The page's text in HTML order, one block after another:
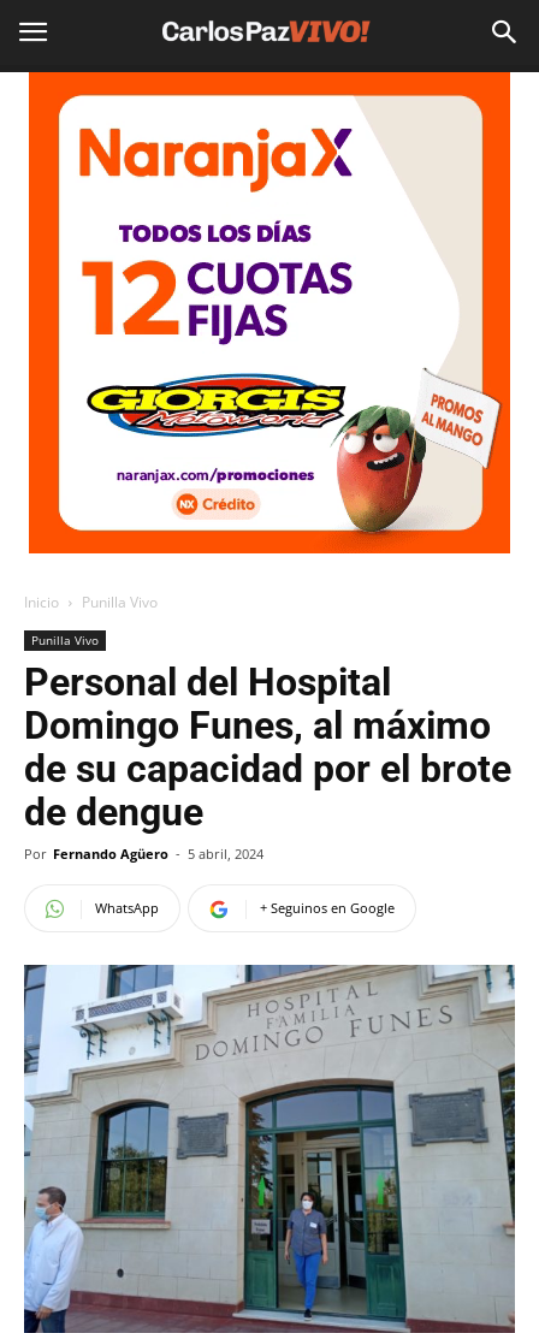
Inicio Punilla Vivo
Punilla Vivo
Personal del Hospital
Domingo Funes, al máximo
de su capacidad por el brote
de dengue
Por Fernando Agüero - 5 abril, 2024
WhatsApp + Seguinos en Google